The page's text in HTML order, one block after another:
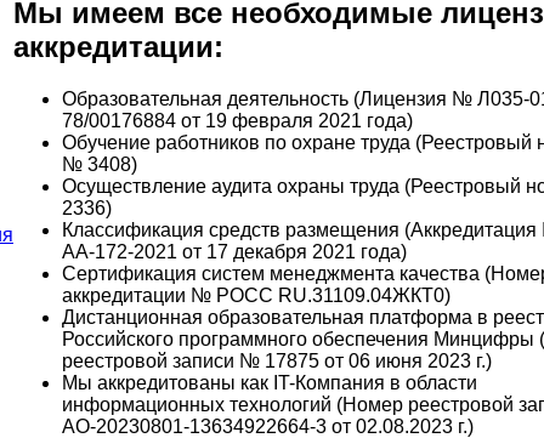
Мы имеем все необходимые
аккредитации:
Образовательная деятельность (Лицензия № Л035-
78/00176884 от 19 февраля 2021 года)
Обучение работников по охране труда (Реестровый
№ 3408)
Осуществление аудита охраны труда (Реестровый
2336)
Классификация средств размещения
АА-172-2021 от 17 декабря 2021 года)
Сертификация систем менеджмента качества
аккредитации № РОСС RU.31109.04ЖКТ0)
Дистанционная образовательная платформа в
Российского программного обеспечения Минцифры
реестровой записи № 17875 от 06 июня 2023 г.)
Мы аккредитованы как IT-Компания в области
информационных технологий (Номер реестровой
АО-20230801-13634922664-3 от 02.08.2023 г.)